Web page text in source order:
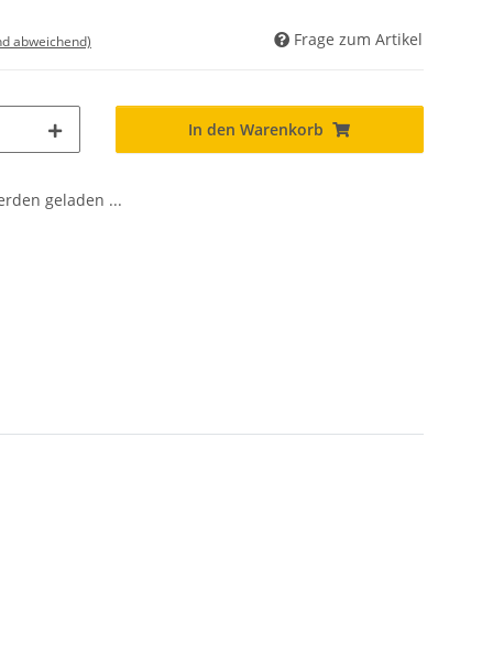
abweichend) Frage zum Artikel
In den Warenkorb
geladen ...